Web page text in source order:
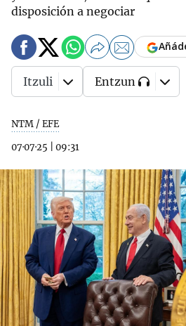
disposición a negociar
NTM / EFE
07·07·25
09:31
Itzuli Entzun